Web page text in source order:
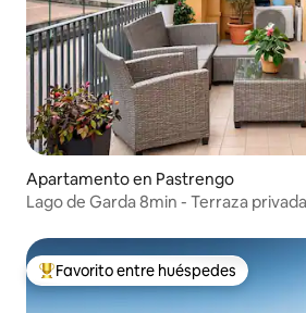
Apartamento en Pastrengo
Lago de Garda 8min - Terraza
Favorito entre huéspedes preferido
Favorito entre huéspedes